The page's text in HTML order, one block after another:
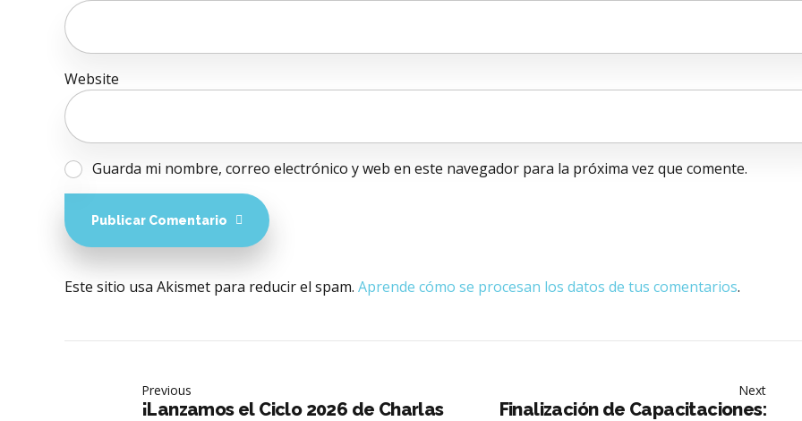
Website
Guarda mi nombre, correo electrónico y web en este navegador para la próxima vez que comente.
Publicar Comentario
Este sitio usa Akismet para reducir el spam. Aprende cómo se procesan los datos de tus comentarios.
Previous
¡Lanzamos el Ciclo 2026 de Charlas
Next
Finalización de Capacitaciones: